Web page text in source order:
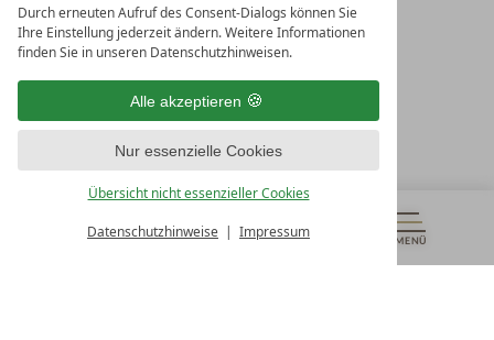
Durch erneuten Aufruf des Consent-Dialogs können Sie
Ihre Einstellung jederzeit ändern. Weitere Informationen
finden Sie in unseren Datenschutzhinweisen.
Alle akzeptieren
Nur essenzielle Cookies
Übersicht nicht essenzieller Cookies
Datenschutzhinweise Impressum
MENÜ
GUTSCHEINE & MEHR ALLE RESORTS
LEADING SPA RESORTS
10. Oktober Str. 17/Top 1
Österreich
T +43 4242 22077
UNSERE ÖFFNUNGSZEITEN